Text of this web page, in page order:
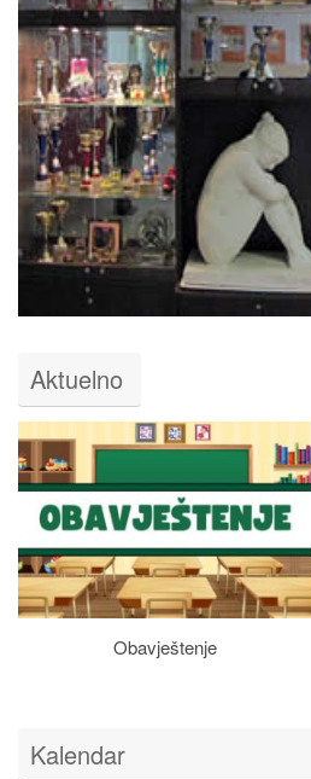
Aktuelno
Obavještenje
Kalendar